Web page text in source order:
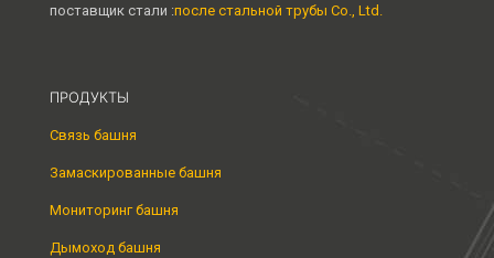
поставщик стали :после стальной трубы Co., Ltd.
ПРОДУКТЫ
Связь башня
Замаскированные башня
Мониторинг башня
Дымоход башня